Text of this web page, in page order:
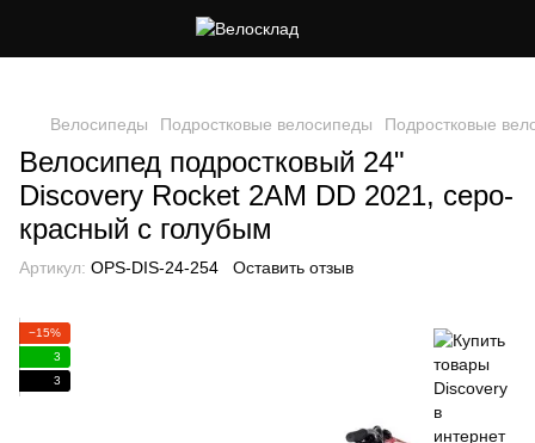
Велосипеды Подростковые велосипеды Подростковые
Велосипед подростковый 24"
Discovery Rocket 2AM DD 2021, серо-
красный с голубым
Артикул: OPS-DIS-24-254 Оставить отзыв
−15%
3
3